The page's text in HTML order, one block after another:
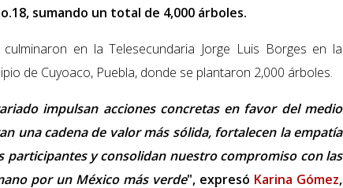
sumando un total de 4,000 árboles.
en la Telesecundaria Jorge Luis Borges en la
de Cuyoaco, Puebla, donde se plantaron 2,000 árboles.
impulsan acciones concretas en favor del medio
una cadena de valor más sólida, fortalecen la empatía
participantes y consolidan nuestro compromiso con las
por un México más verde", expresó Karina Gómez,